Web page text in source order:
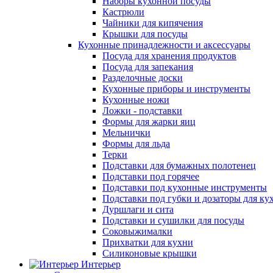
Кастрюли
Чайники для кипячения
Крышки для посуды
Кухонные принадлежности и аксессуары
Посуда для хранения продуктов
Посуда для запекания
Разделочные доски
Кухонные приборы и инструменты
Кухонные ножи
Ложки - подставки
Формы для жарки яиц
Мельнички
Формы для льда
Терки
Подставки для бумажных полотенец
Подставки под горячее
Подставки под кухонные инструменты
Подставки под губки и дозаторы для
Дуршлаги и сита
Подставки и сушилки для посуды
Соковыжималки
Прихватки для кухни
Силиконовые крышки
Интерьер